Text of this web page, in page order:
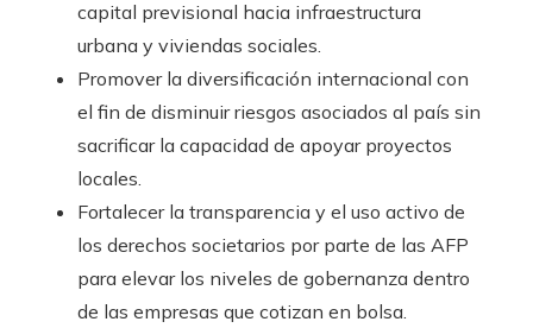
capital previsional hacia infraestructura
urbana y viviendas sociales.
Promover la diversificación internacional con
el fin de disminuir riesgos asociados al país sin
sacrificar la capacidad de apoyar proyectos
locales.
Fortalecer la transparencia y el uso activo de
los derechos societarios por parte de las AFP
para elevar los niveles de gobernanza dentro
de las empresas que cotizan en bolsa.